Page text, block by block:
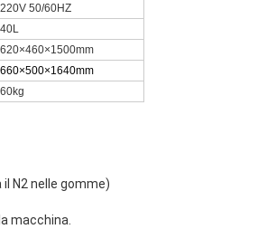
220V 50/60HZ
40L
620×460×1500mm
660×500×1640mm
60kg
N2 nelle gomme)
macchina.